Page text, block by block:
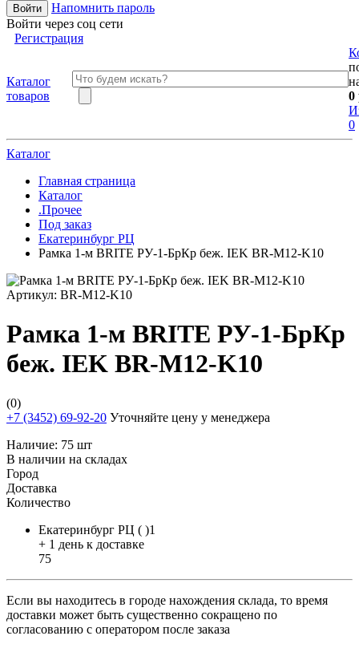
Напомнить пароль
Войти через соц сети
Регистрация
Каталог
товаров
0
0
Каталог
Главная страница
Каталог
.Прочее
Под заказ
Екатеринбург РЦ
Рамка 1-м BRITE РУ-1-БрКр беж. IEK BR-M12-K10
Артикул: BR-M12-K10
Рамка 1-м BRITE РУ-1-БрКр
беж. IEK BR-M12-K10
(0)
+7 (3452) 69-92-20 Уточняйте цену у менеджера
Наличие: 75 шт
В наличии на складах
Город
Доставка
Количество
Екатеринбург РЦ ( )1
+ 1 день к доставке
75
Если вы находитесь в городе нахождения склада, то время
доставки может быть существенно сокращено по
согласованию с оператором после заказа